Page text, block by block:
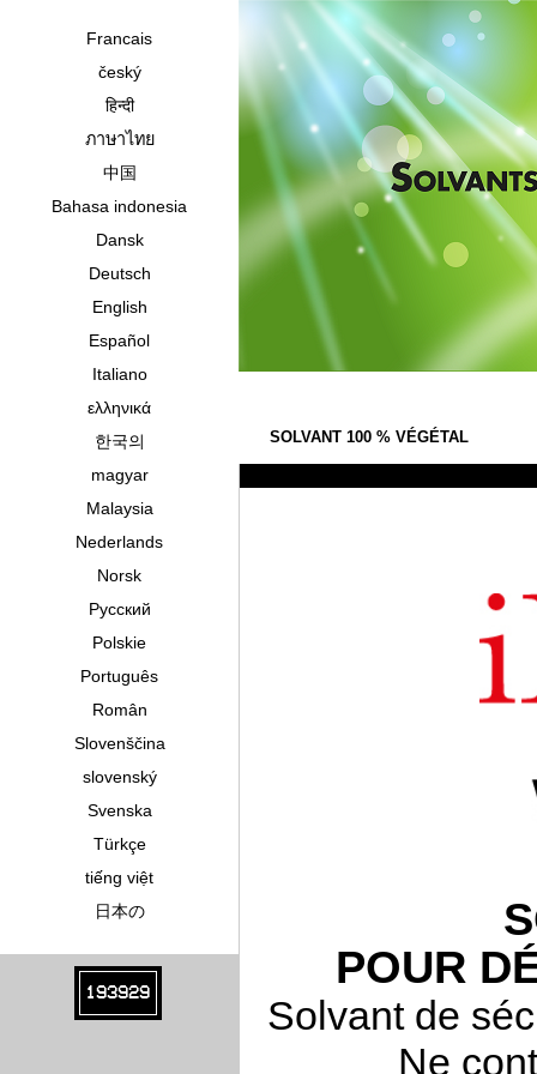
Francais
český
हिन्दी
ภาษาไทย
中国
Bahasa indonesia
Dansk
Deutsch
English
Español
Italiano
ελληνικά
한국의
magyar
Malaysia
Nederlands
Norsk
Pусский
Polskie
Português
Român
Slovenščina
slovenský
Svenska
Türkçe
tiếng việt
日本の
193929
SOLVANT 100 % VÉGÉTAL
POUR
Solvant de
Ne